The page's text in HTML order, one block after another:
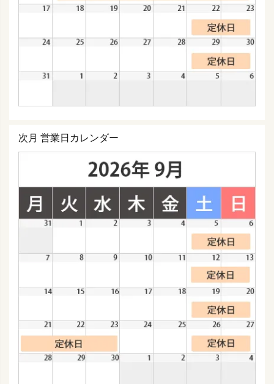
次月 営業日カレンダー